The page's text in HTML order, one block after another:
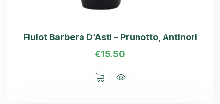
Fiulot Barbera D’Asti – Prunotto, Antinori
€15.50